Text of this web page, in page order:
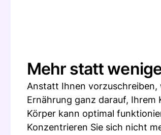
Mehr statt
Anstatt Ihnen vorzuschreiben,
Ernährung ganz darauf,
Körper kann optimal
Konzentrieren Sie sich nicht